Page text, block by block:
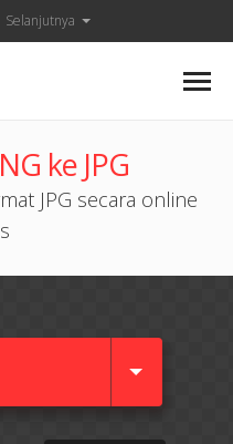
Selanjutnya
ke JPG
JPG secara online